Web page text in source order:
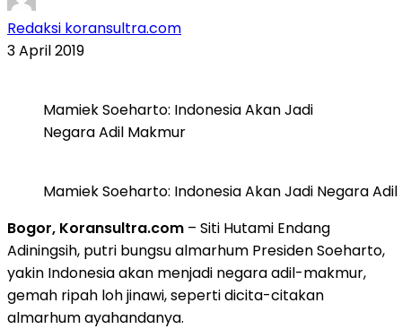
Redaksi koransultra.com
3 April 2019
Mamiek Soeharto: Indonesia Akan Jadi
Negara Adil Makmur
Mamiek Soeharto: Indonesia Akan Jadi Negara
Bogor, Koransultra.com – Siti Hutami Endang
Adiningsih, putri bungsu almarhum Presiden Soeharto,
yakin Indonesia akan menjadi negara adil-makmur,
gemah ripah loh jinawi, seperti dicita-citakan
almarhum ayahandanya.